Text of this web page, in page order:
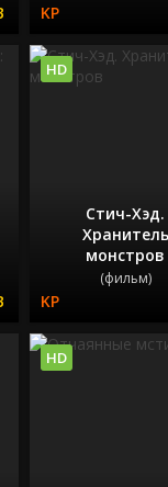
Стич-Хэд.
Хранитель
монстров
(фильм)
HD
HD